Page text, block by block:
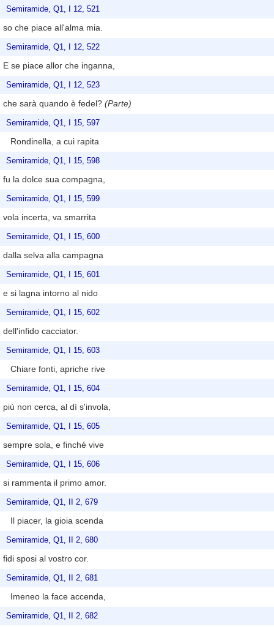
Semiramide, Q1, I 12, 521
so che piace all'alma mia.
Semiramide, Q1, I 12, 522
E se piace allor che inganna,
Semiramide, Q1, I 12, 523
che sarà quando è fedel? (Parte)
Semiramide, Q1, I 15, 597
Rondinella, a cui rapita
Semiramide, Q1, I 15, 598
fu la dolce sua compagna,
Semiramide, Q1, I 15, 599
vola incerta, va smarrita
Semiramide, Q1, I 15, 600
dalla selva alla campagna
Semiramide, Q1, I 15, 601
e si lagna intorno al nido
Semiramide, Q1, I 15, 602
dell'infido cacciator.
Semiramide, Q1, I 15, 603
Chiare fonti, apriche rive
Semiramide, Q1, I 15, 604
più non cerca, al dì s'invola,
Semiramide, Q1, I 15, 605
sempre sola, e finché vive
Semiramide, Q1, I 15, 606
si rammenta il primo amor.
Semiramide, Q1, II 2, 679
Il piacer, la gioia scenda
Semiramide, Q1, II 2, 680
fidi sposi al vostro cor.
Semiramide, Q1, II 2, 681
Imeneo la face accenda,
Semiramide, Q1, II 2, 682